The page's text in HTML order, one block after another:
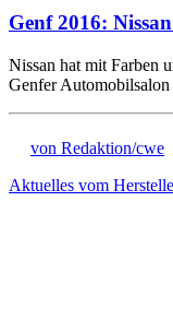
Genf 2016:
Nissan hat mit Farben
Genfer
von Redaktion/cwe
Aktuelles vom